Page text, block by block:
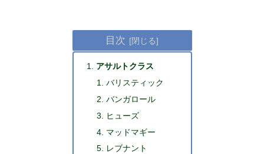
目次
アサルトクラス
バリスティック
バンガロール
ヒューズ
マッドマギー
レブナント